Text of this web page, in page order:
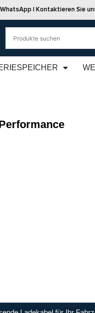
WhatsApp | Kontaktieren Sie